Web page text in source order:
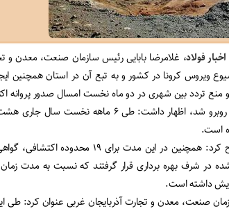
اخبار فولاد، غلامرضا بابایی رئیس سازمان صنعت، معدن و
ویروس کرونا در کشور و به تبع آن در استان همچنین
منع تردد بین شهری در دو ماه نخست امسال صدور پروانه
با مشکل روبرو شد، اظهار داشت: طی ۶ ماهه
است.
وی تصریح کرد: همچنین در این مدت
داشته است.